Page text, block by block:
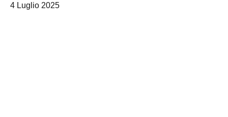
4 Luglio 2025